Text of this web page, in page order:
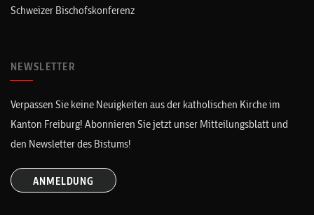
Schweizer Bischofskonferenz
NEWSLETTER
Verpassen Sie keine Neuigkeiten aus der katholischen Kirche im
Kanton Freiburg! Abonnieren Sie jetzt unser Mitteilungsblatt und
den Newsletter des Bistums!
ANMELDUNG